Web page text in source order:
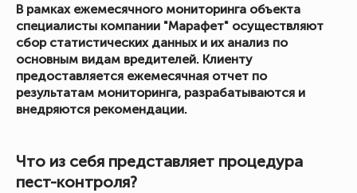
В рамках ежемесячного мониторинга объекта
специалисты компании "Марафет" осуществляют
сбор статистических данных и их анализ по
основным видам вредителей. Клиенту
предоставляется ежемесячная отчет по
результатам мониторинга, разрабатываются и
внедряются рекомендации.
Что из себя представляет процедура
пест-контроля?